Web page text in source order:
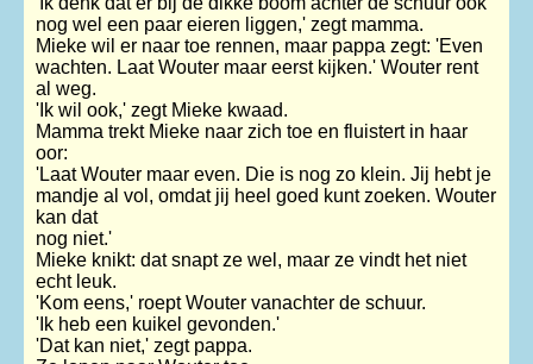
nog wel een paar eieren liggen,' zegt mamma.
Mieke wil er naar toe rennen, maar pappa zegt: 'Even
wachten. Laat Wouter maar eerst kijken.' Wouter rent
al weg.
'Ik wil ook,' zegt Mieke kwaad.
Mamma trekt Mieke naar zich toe en fluistert in haar
oor:
'Laat Wouter maar even. Die is nog zo klein. Jij hebt je
mandje al vol, omdat jij heel goed kunt zoeken. Wouter
kan dat
nog niet.'
Mieke knikt: dat snapt ze wel, maar ze vindt het niet
echt leuk.
'Kom eens,' roept Wouter vanachter de schuur.
'Ik heb een kuikel gevonden.'
'Dat kan niet,' zegt pappa.